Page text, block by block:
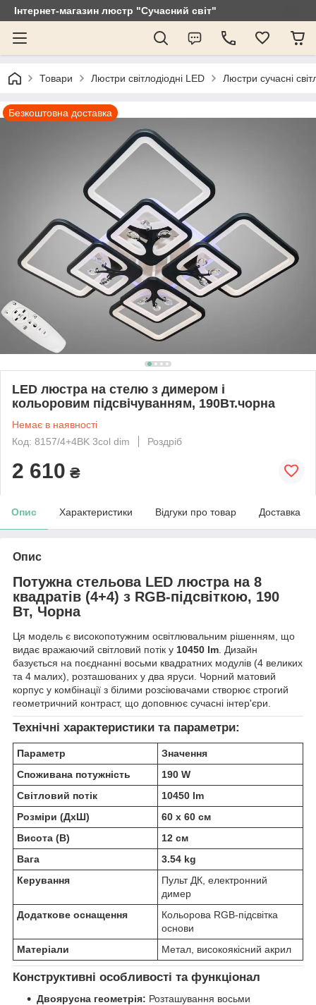
Інтернет-магазин люстр "Сучасний світ"
Товари Люстри світлодіодні LED Люстри сучасні
Безкоштовна доставка
LED люстра на стелю з димером і
кольоровим підсвічуванням, 190Вт.чорна
Немає в наявності
Код: 8157/4+4BK 3col dim
Роздріб
2 610 ₴
Опис Характеристики Відгуки про товар Доставка
Опис
Потужна стельова LED люстра на 8
квадратів (4+4) з RGB-підсвіткою, 190
Вт, Чорна
Ця модель є високопотужним освітлювальним рішенням, що
видає вражаючий світловий потік у 10450 lm. Дизайн
базується на поєднанні восьми квадратних модулів (4 великих
та 4 малих), розташованих у два яруси. Чорний матовий
корпус у комбінації з білими розсіювачами створює строгий
геометричний контраст, що доповнює сучасні інтер'єри.
Технічні характеристики та параметри:
Параметр
Значення
Споживана потужність
190 W
Світловий потік
10450 lm
Розміри (ДхШ)
60 х 60 см
Висота (В)
12 см
Вага
3.54 kg
Керування
Пульт ДК, електронний
димер
Додаткове оснащення
Кольорова RGB-підсвітка
основи
Матеріали
Метал, високоякісний акрил
Конструктивні особливості та функціонал
Двоярусна геометрія: Розташування восьми